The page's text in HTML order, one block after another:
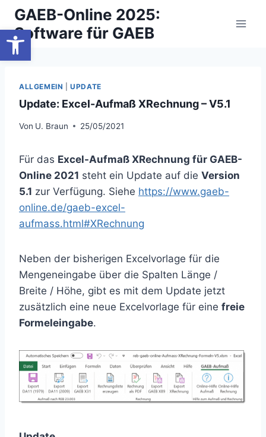
Werkzeugleiste öffnen
Zum
Inhalt
springen
GAEB-Online 2025:
Software für GAEB
ALLGEMEIN |UPDATE
Update: Excel-Aufmaß XRechnung – V5.1
Von U. Braun 25/05/2021
Für das Excel-Aufmaß XRechnung für GAEB-
Online 2021 steht ein Update auf die Version
5.1 zur Verfügung. Siehe https://www.gaeb-
online.de/gaeb-excel-
aufmass.html#XRechnung
Neben der bisherigen Excelvorlage für die
Mengeneingabe über die Spalten Länge /
Breite / Höhe, gibt es mit dem Update jetzt
zusätzlich eine neue Excelvorlage für eine freie
Formeleingabe.